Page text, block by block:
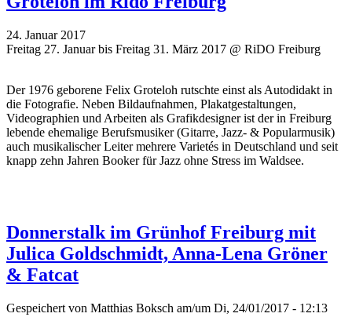
24. Januar 2017
Freitag 27. Januar bis Freitag 31. März 2017 @ RiDO Freiburg
Der 1976 geborene Felix Groteloh rutschte einst als Autodidakt in
die Fotografie. Neben Bildaufnahmen, Plakatgestaltungen,
Videographien und Arbeiten als Grafikdesigner ist der in Freiburg
lebende ehemalige Berufsmusiker (Gitarre, Jazz- & Popularmusik)
auch musikalischer Leiter mehrere Varietés in Deutschland und seit
knapp zehn Jahren Booker für Jazz ohne Stress im Waldsee.
Donnerstalk im Grünhof Freiburg mit
Julica Goldschmidt, Anna-Lena Gröner
& Fatcat
Gespeichert von Matthias Boksch am/um Di, 24/01/2017 - 12:13